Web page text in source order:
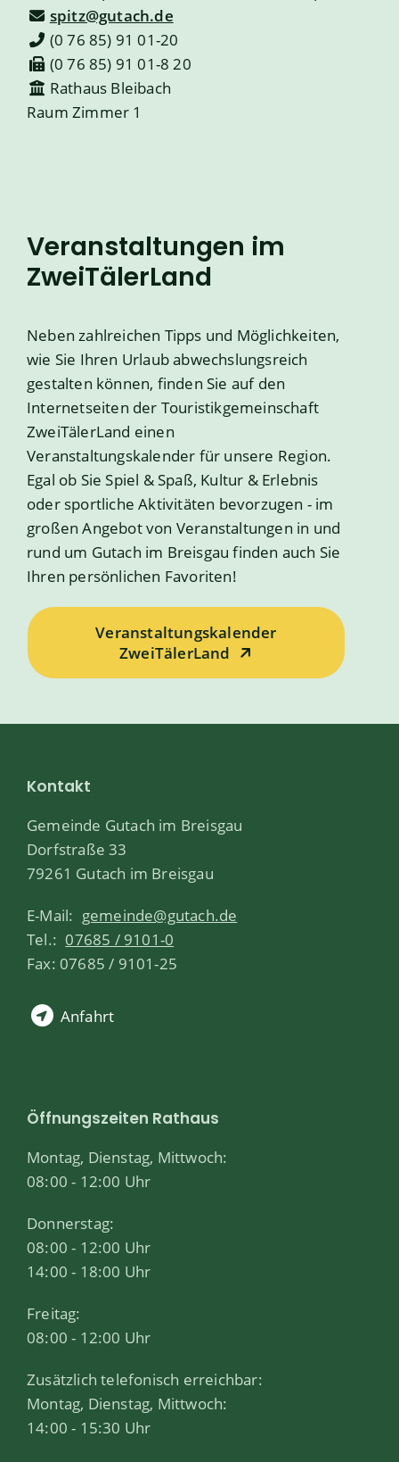
spitz@gutach.de
(0 76 85) 91 01-20
(0 76 85) 91 01-8 20
Rathaus Bleibach
Raum Zimmer 1
Veranstaltungen im
ZweiTälerLand
Neben zahlreichen Tipps und Möglichkeiten,
wie Sie Ihren Urlaub abwechslungsreich
gestalten können, finden Sie auf den
Internetseiten der Touristikgemeinschaft
ZweiTälerLand einen
Veranstaltungskalender für unsere Region.
Egal ob Sie Spiel & Spaß, Kultur & Erlebnis
oder sportliche Aktivitäten bevorzugen - im
großen Angebot von Veranstaltungen in und
rund um Gutach im Breisgau finden auch Sie
Ihren persönlichen Favoriten!
Veranstaltungskalender
ZweiTälerLand
Kontakt
Gemeinde Gutach im Breisgau
Dorfstraße 33
79261 Gutach im Breisgau
E-Mail: gemeinde@gutach.de
Tel.: 07685 / 9101-0
Fax: 07685 / 9101-25
Anfahrt
Öffnungszeiten Rathaus
Montag, Dienstag, Mittwoch:
08:00 - 12:00 Uhr
Donnerstag:
08:00 - 12:00 Uhr
14:00 - 18:00 Uhr
Freitag:
08:00 - 12:00 Uhr
Zusätzlich telefonisch erreichbar:
Montag, Dienstag, Mittwoch:
14:00 - 15:30 Uhr